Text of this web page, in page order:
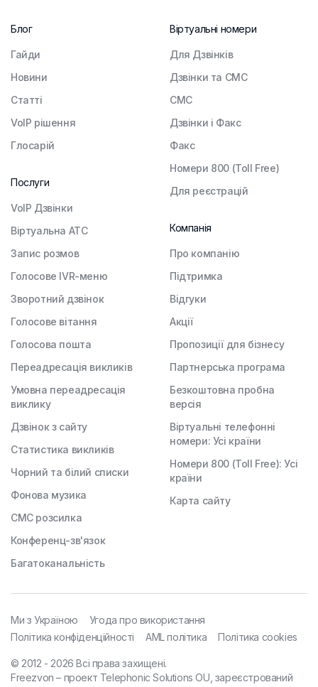
Блог
Гайди
Новини
Статті
VoIP рішення
Глосарій
Послуги
VoIP Дзвінки
Віртуальна АТС
Запис розмов
Голосове IVR-меню
Зворотний дзвінок
Голосове вітання
Голосова пошта
Переадресація викликів
Умовна переадресація
виклику
Дзвінок з сайту
Статистика викликів
Чорний та білий списки
Фонова музика
СМС розсилка
Конференц-зв'язок
Багатоканальність
Віртуальні номери
Для Дзвінків
Дзвінки та СМС
СМС
Дзвінки і Факс
Факс
Номери 800 (Toll Free)
Для реєстрацій
Компанія
Про компанію
Підтримка
Відгуки
Акції
Пропозиції для бізнесу
Партнерська програма
Безкоштовна пробна
версія
Віртуальні телефонні
номери: Усі країни
Номери 800 (Toll Free): Усі
країни
Карта сайту
Ми з Україною
Угода про використання
Політика конфіденційності
AML політика Політика cookies
© 2012 - 2026 Всі права захищені.
Freezvon – проект Telephonic Solutions OU, зареєстрований